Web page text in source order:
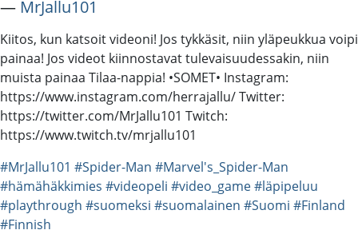
― MrJallu101
Kiitos, kun katsoit videoni! Jos tykkäsit, niin yläpeukkua voipi
painaa! Jos videot kiinnostavat tulevaisuudessakin, niin
muista painaa Tilaa-nappia! •SOMET• Instagram:
https://www.instagram.com/herrajallu/ Twitter:
https://twitter.com/MrJallu101 Twitch:
https://www.twitch.tv/mrjallu101
#MrJallu101 #Spider-Man #Marvel's_Spider-Man
#hämähäkkimies #videopeli #video_game#läpipeluu
#playthrough #suomeksi #suomalainen #Suomi #Finland
#Finnish